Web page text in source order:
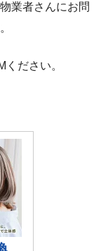
業者さんにお問
ください。